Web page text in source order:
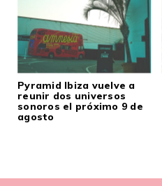
Pyramid Ibiza vuelve a
reunir dos universos
sonoros el próximo 9 de
agosto